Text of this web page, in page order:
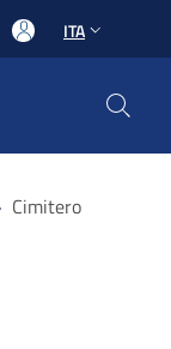
ITA
Cimitero